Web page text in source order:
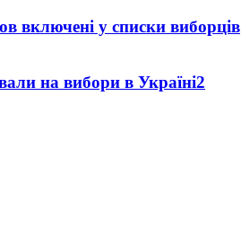
включені у списки виборців
на вибори в Україні2